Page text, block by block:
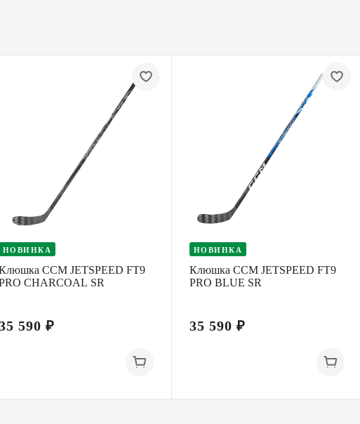
НОВИНКА
CCM JETSPEED FT9
CHARCOAL SR
590 ₽
НОВИНКА
Клюшка CCM JETSPEED FT9
PRO BLUE SR
35 590 ₽